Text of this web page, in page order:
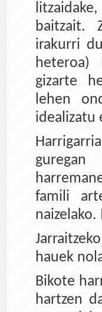
baitzait.
irakurri
heteroa)
gizarte
lehen
idealizatu
famili
hauek
Bikote
hartzen